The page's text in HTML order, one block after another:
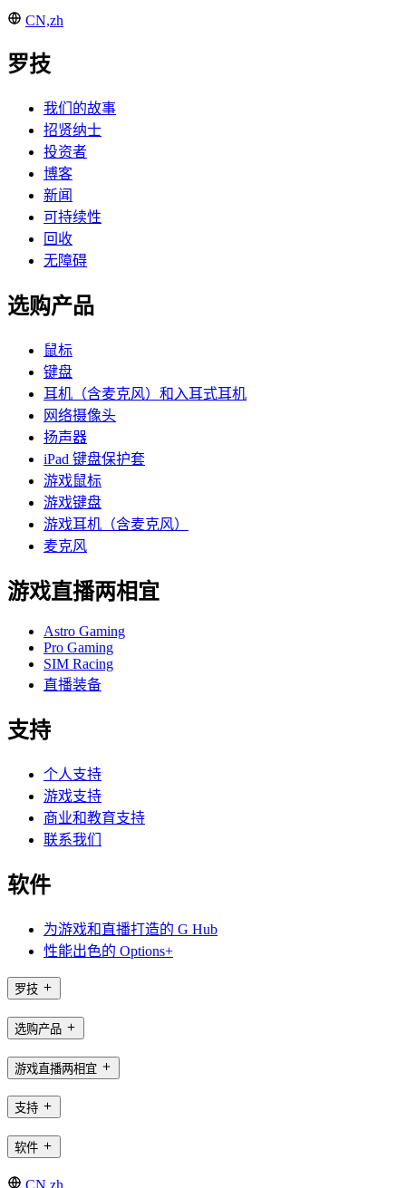
CN,zh
罗技
我们的故事
招贤纳士
投资者
博客
新闻
可持续性
回收
无障碍
选购产品
鼠标
键盘
耳机（含麦克风）和入耳式耳机
网络摄像头
扬声器
iPad 键盘保护套
游戏鼠标
游戏键盘
游戏耳机（含麦克风）
麦克风
游戏直播两相宜
Astro Gaming
Pro Gaming
SIM Racing
直播装备
支持
个人支持
游戏支持
商业和教育支持
联系我们
软件
为游戏和直播打造的 G Hub
性能出色的 Options+
罗技
选购产品
游戏直播两相宜
支持
软件
CN,zh